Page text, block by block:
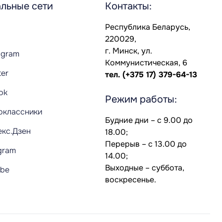
сети Контакты:
Республика Беларусь,
220029,
г. Минск, ул.
Коммунистическая, 6
тел. (+375 17) 379-64-13
Режим работы:
Будние дни – с 9.00 до
18.00;
Перерыв – с 13.00 до
14.00;
Выходные – суббота,
воскресенье.